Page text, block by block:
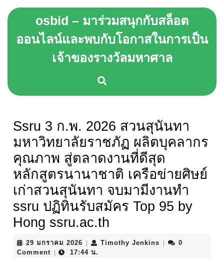
Skip
content
Skip
osbid – มาร่วมสนุกกับสล็อต
ออนไลน์และพบกับโอกาสในการเป็น
เจ้าของรางวัลมหาศาล
Ssru 3 ก.พ. 2026 สวนสุนันทา
มหาวิทยาลัยราชภัฏ ผลิตบุคลากร
คุณภาพ สู่ตลาดงานที่ดีสุด
หลักสูตรนานาชาติ เครือข่ายศิษย์
เก่าสวนสุนันทา จบมามีงานทำ
ssru ปฏิทินรับสมัคร Top 95 by
Hong ssru.ac.th
29 มกราคม 2026 29
มกราคม
| Timothy Jenkins Timothy
|
0
Comment
| 17:44 น.